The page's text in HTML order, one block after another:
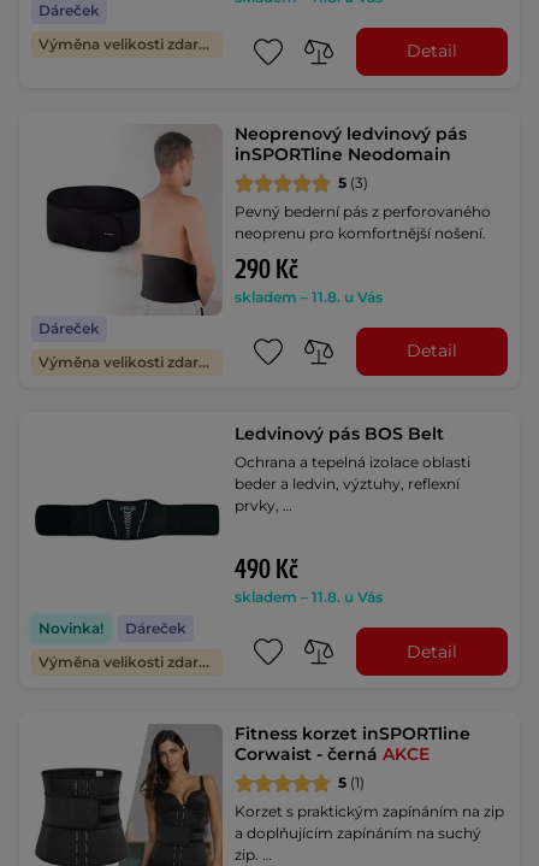
Dáreček
Výměna velikosti zdarma
Detail
Dáreček
Výměna velikosti zdarma
Neoprenový ledvinový pás
inSPORTline Neodomain
5 (3)
Pevný bederní pás z perforovaného
neoprenu pro komfortnější nošení.
290 Kč
skladem – 11.8. u Vás
Detail
Novinka!
Dáreček
Výměna velikosti zdarma
Ledvinový pás BOS Belt
Ochrana a tepelná izolace oblasti
beder a ledvin, výztuhy, reflexní
prvky, …
490 Kč
skladem – 11.8. u Vás
Detail
Fitness korzet inSPORTline
Corwaist - černáAKCE
5 (1)
Korzet s praktickým zapínáním na zip
a doplňujícím zapínáním na suchý
zip. …